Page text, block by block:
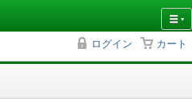
ログイン カート